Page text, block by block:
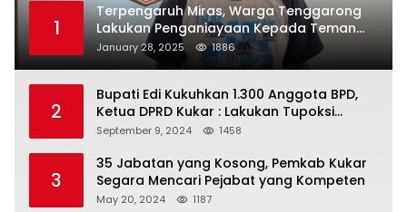
1
Terpengaruh Miras, Warga Tenggarong
Lakukan Penganiayaan Kepada Teman
Sendiri
January 28, 2025 1886
2
Bupati Edi Kukuhkan 1.300 Anggota BPD,
Ketua DPRD Kukar : Lakukan Tupoksi
Dengan Baik Untuk Wujudkan
September 9, 2024 1458
3
35 Jabatan yang Kosong, Pemkab Kukar
Segara Mencari Pejabat yang Kompeten
May 20, 2024 1187